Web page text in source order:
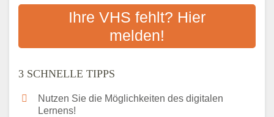
Bildungsangeboten an
Das bundesweite Volkshochschulwesen
Ihre VHS fehlt? Hier
melden!
3 SCHNELLE TIPPS
Nutzen Sie die Möglichkeiten des digitalen
Lernens!